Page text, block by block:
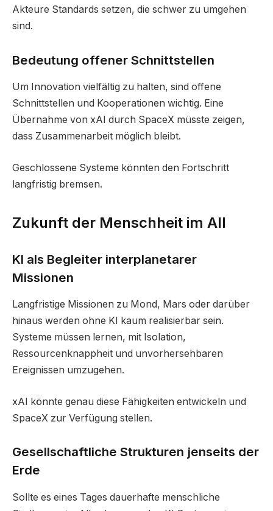
Akteure Standards setzen, die schwer zu umgehen
sind.
Bedeutung offener Schnittstellen
Um Innovation vielfältig zu halten, sind offene
Schnittstellen und Kooperationen wichtig. Eine
Übernahme von xAI durch SpaceX müsste zeigen,
dass Zusammenarbeit möglich bleibt.
Geschlossene Systeme könnten den Fortschritt
langfristig bremsen.
Zukunft der Menschheit im All
KI als Begleiter interplanetarer
Missionen
Langfristige Missionen zu Mond, Mars oder darüber
hinaus werden ohne KI kaum realisierbar sein.
Systeme müssen lernen, mit Isolation,
Ressourcenknappheit und unvorhersehbaren
Ereignissen umzugehen.
xAI könnte genau diese Fähigkeiten entwickeln und
SpaceX zur Verfügung stellen.
Gesellschaftliche Strukturen jenseits der
Erde
Sollte es eines Tages dauerhafte menschliche